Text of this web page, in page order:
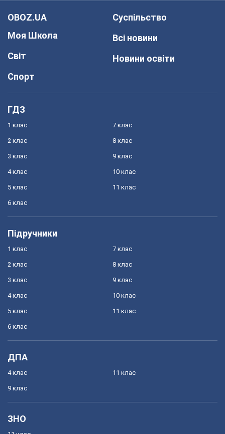
OBOZ.UA
Моя Школа
Світ
Спорт
Суспільство
Всі новини
Новини освіти
ГДЗ
1 клас
2 клас
3 клас
4 клас
5 клас
6 клас
7 клас
8 клас
9 клас
10 клас
11 клас
Підручники
1 клас
2 клас
3 клас
4 клас
5 клас
6 клас
7 клас
8 клас
9 клас
10 клас
11 клас
ДПА
4 клас
9 клас
11 клас
ЗНО